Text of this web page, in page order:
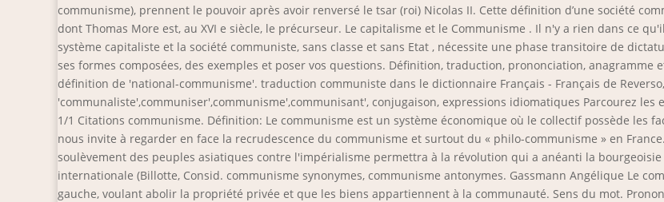
communisme), prennent le pouvoir après avoir renversé le tsar (roi) Nicolas II. Cette définition d’une société
dont Thomas More est, au XVI e siècle, le précurseur. Le capitalisme et le Communisme . Il n'y a rien dans ce
système capitaliste et la société communiste, sans classe et sans Etat , nécessite une phase transitoire de
ses formes composées, des exemples et poser vos questions. Définition, traduction, prononciation,
définition de 'national-communisme'. traduction communiste dans le dictionnaire Français - Français de
'communaliste',communiser',communisme',communisant', conjugaison, expressions idiomatiques Parcourez
1/1 Citations communisme. Définition: Le communisme est un système économique où le collectif possède les
nous invite à regarder en face la recrudescence du communisme et surtout du « philo-communisme » en
soulèvement des peuples asiatiques contre l'impérialisme permettra à la révolution qui a anéanti la
internationale (Billotte, Consid. communisme synonymes, communisme antonymes. Gassmann Angélique Le
gauche, voulant abolir la propriété privée et que les biens appartiennent à la communauté. Sens du mot.